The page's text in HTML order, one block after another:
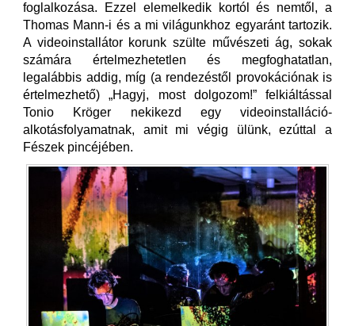
foglalkozása. Ezzel elemelkedik kortól és nemtől, a
Thomas Mann-i és a mi világunkhoz egyaránt tartozik.
A videoinstallátor korunk szülte művészeti ág, sokak
számára értelmezhetetlen és megfoghatatlan,
legalábbis addig, míg (a rendezéstől provokációnak is
értelmezhető) „Hagyj, most dolgozom!” felkiáltással
Tonio Kröger nekikezd egy videoinstalláció-
alkotásfolyamatnak, amit mi végig ülünk, ezúttal a
Fészek pincéjében.